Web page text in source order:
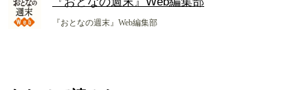
『おとなの週末』Web編集部